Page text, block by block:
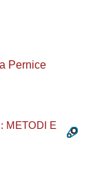
Pernice
METODI E